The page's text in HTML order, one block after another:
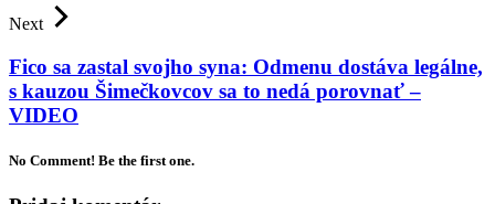
Next
Fico sa zastal svojho syna: Odmenu dostáva legálne,
s kauzou Šimečkovcov sa to nedá porovnať –
VIDEO
No Comment! Be the first one.